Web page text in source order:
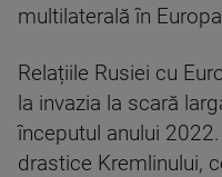
multilaterală în
Relațiile Rusiei cu
la invazia la scară
începutul anului
drastice Kremlinului,